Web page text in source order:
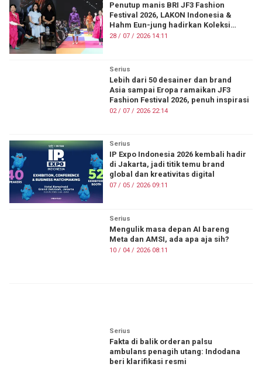
Penutup manis BRI JF3 Fashion
Festival 2026, LAKON Indonesia &
Hahm Eun-jung hadirkan Koleksi
"HARSA"
28 / 07 / 2026 14:11
Serius
Lebih dari 50 desainer dan brand
Asia sampai Eropa ramaikan JF3
Fashion Festival 2026, penuh inspirasi
02 / 07 / 2026 22:14
Serius
IP Expo Indonesia 2026 kembali hadir
di Jakarta, jadi titik temu brand
global dan kreativitas digital
07 / 05 / 2026 09:11
Serius
Mengulik masa depan AI bareng
Meta dan AMSI, ada apa aja sih?
10 / 04 / 2026 08:11
Serius
Fakta di balik orderan palsu
ambulans penagih utang: Indodana
beri klarifikasi resmi